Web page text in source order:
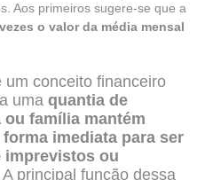
Aos primeiros sugere-se que a
o valor da média mensal
um conceito financeiro
uma quantia de
família mantém
imediata para ser
imprevistos ou
A principal função dessa